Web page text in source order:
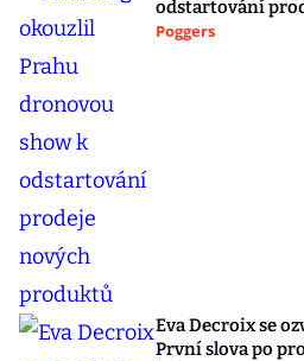
odstartování
Poggers
Eva Decroix se
První slova po